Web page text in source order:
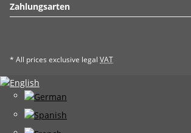
Zahlungsarten
* All prices exclusive legal VAT